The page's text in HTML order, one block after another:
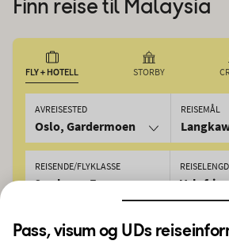
Finn reise til Malaysia
FLY + HOTELL STORBY
AVREISESTED
Oslo, Gardermoen
REISEMÅL
Valgfri
08.09.2026 11.09.2026
REISENDE/FLYKLASSE
2 voksne, Economy
Pass, visum og UDs